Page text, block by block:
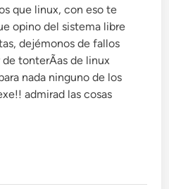
que linux, con eso te
opino del sistema libre
dejémonos de fallos
tonterÃ­as de linux
nada ninguno de los
admirad las cosas